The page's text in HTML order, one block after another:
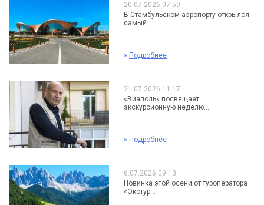
20.07.2026 07:59
В Стамбульском аэропорту открылся
самый...
» Подробнее
21.07.2026 11:17
«Виаполь» посвящает
экскурсионную неделю...
» Подробнее
6.07.2026 09:13
Новинка этой осени от туроператора
«Экотур...